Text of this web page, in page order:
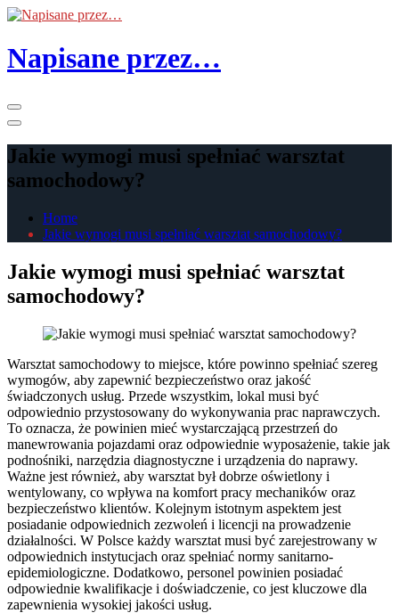
Skip
the
content
Napisane przez…
Jakie wymogi musi spełniać warsztat
samochodowy?
Home
Jakie wymogi musi spełniać warsztat samochodowy?
Jakie wymogi musi spełniać warsztat
samochodowy?
Warsztat samochodowy to miejsce, które powinno spełniać szereg
wymogów, aby zapewnić bezpieczeństwo oraz jakość
świadczonych usług. Przede wszystkim, lokal musi być
odpowiednio przystosowany do wykonywania prac naprawczych.
To oznacza, że powinien mieć wystarczającą przestrzeń do
manewrowania pojazdami oraz odpowiednie wyposażenie, takie jak
podnośniki, narzędzia diagnostyczne i urządzenia do naprawy.
Ważne jest również, aby warsztat był dobrze oświetlony i
wentylowany, co wpływa na komfort pracy mechaników oraz
bezpieczeństwo klientów. Kolejnym istotnym aspektem jest
posiadanie odpowiednich zezwoleń i licencji na prowadzenie
działalności. W Polsce każdy warsztat musi być zarejestrowany w
odpowiednich instytucjach oraz spełniać normy sanitarno-
epidemiologiczne. Dodatkowo, personel powinien posiadać
odpowiednie kwalifikacje i doświadczenie, co jest kluczowe dla
zapewnienia wysokiej jakości usług.